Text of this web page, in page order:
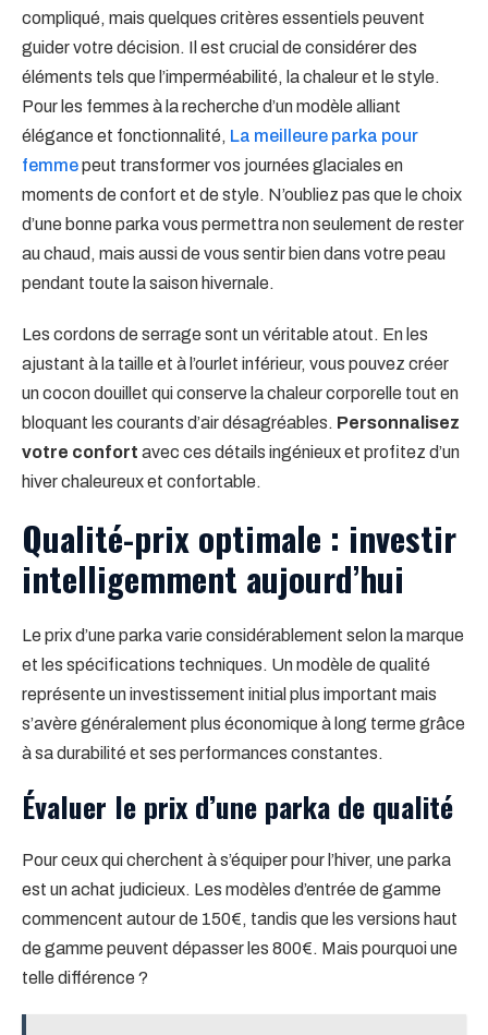
compliqué, mais quelques critères essentiels peuvent
guider votre décision. Il est crucial de considérer des
éléments tels que l’imperméabilité, la chaleur et le style.
Pour les femmes à la recherche d’un modèle alliant
élégance et fonctionnalité, La meilleure parka pour
femmepeut transformer vos journées glaciales en
moments de confort et de style. N’oubliez pas que le choix
d’une bonne parka vous permettra non seulement de rester
au chaud, mais aussi de vous sentir bien dans votre peau
pendant toute la saison hivernale.
Les cordons de serrage sont un véritable atout. En les
ajustant à la taille et à l’ourlet inférieur, vous pouvez créer
un cocon douillet qui conserve la chaleur corporelle tout en
bloquant les courants d’air désagréables. Personnalisez
votre confort avec ces détails ingénieux et profitez d’un
hiver chaleureux et confortable.
Qualité-prix optimale : investir
intelligemment aujourd’hui
Le prix d’une parka varie considérablement selon la marque
et les spécifications techniques. Un modèle de qualité
représente un investissement initial plus important mais
s’avère généralement plus économique à long terme grâce
à sa durabilité et ses performances constantes.
Évaluer le prix d’une parka de qualité
Pour ceux qui cherchent à s’équiper pour l’hiver, une parka
est un achat judicieux. Les modèles d’entrée de gamme
commencent autour de 150€, tandis que les versions haut
de gamme peuvent dépasser les 800€. Mais pourquoi une
telle différence ?